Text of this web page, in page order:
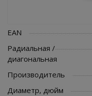
EAN
Радиальная /
диагональная
Производитель
Диаметр, дюйм